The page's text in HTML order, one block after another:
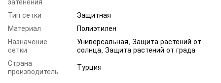
Тип сетки
Защитная
Материал
Полиэтилен
Назначение
сетки
Универсальная, Защита растений от
солнца, Защита растений от града
Страна
производитель
Турция